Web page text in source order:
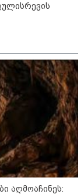
კარგი
სამუშაო
მოქმედება და
აღმოაჩინეს: